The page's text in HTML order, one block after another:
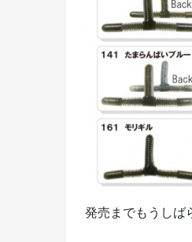
発売までもうしば